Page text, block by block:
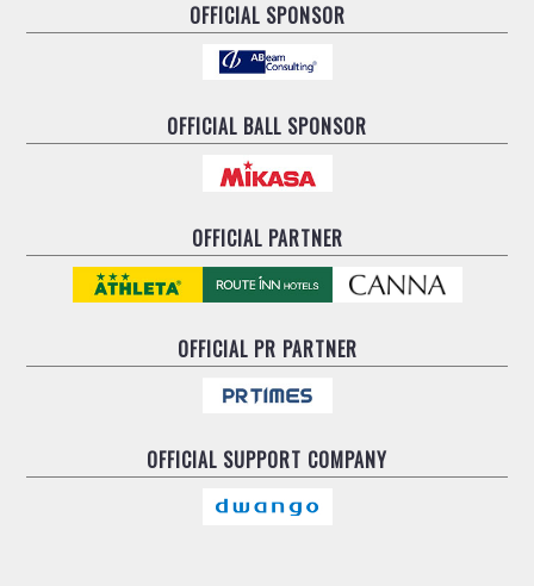
OFFICIAL SPONSOR
OFFICIAL BALL SPONSOR
OFFICIAL PARTNER
OFFICIALPR PARTNER
OFFICIAL SUPPORT COMPANY